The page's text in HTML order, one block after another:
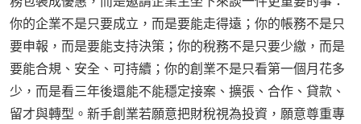
你的企業不是只要成立，而是要能走得遠；你的帳務不是只
要申報，而是要能支持決策；你的稅務不是只要少繳，而是
要能合規、安全、可持續；你的創業不是只看第一個月花多
少，而是看三年後還能不能穩定接案、擴張、合作、貸款、
留才與轉型。新手創業若願意把財稅視為投資，願意尊重專